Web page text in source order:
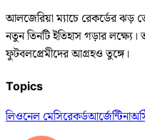
আলজেরিয়া ম্যাচে রেকর্ডের ঝড়
নতুন তিনটি ইতিহাস গড়ার লক্ষ্যে।
ফুটবলপ্রেমীদের আগ্রহও তুঙ্গে।
Topics
লিওনেল মেসিরেকর্ডআর্জেন্টিনা